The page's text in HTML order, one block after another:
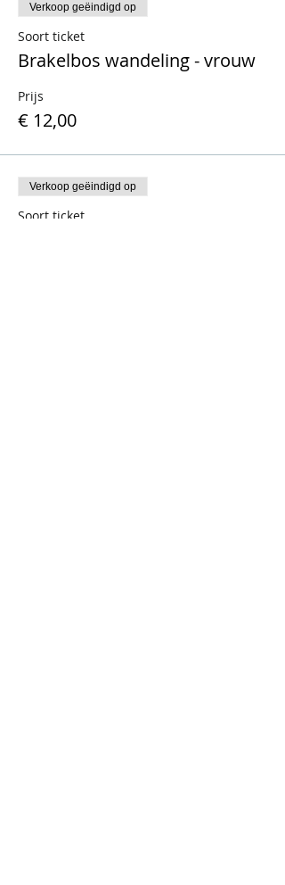
Verkoop geëindigd op
Soort ticket
Brakelbos wandeling - vrouw
Prijs
€ 12,00
Verkoop geëindigd op
Soort ticket